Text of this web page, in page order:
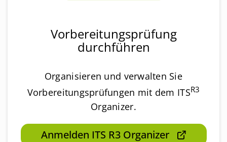
Vorbereitungs­prüfung
durchführen
Organisieren und verwalten Sie
Vorbereitungsprüfungen mit dem ITSR3
Organizer.
Anmelden ITS R3 Organizer